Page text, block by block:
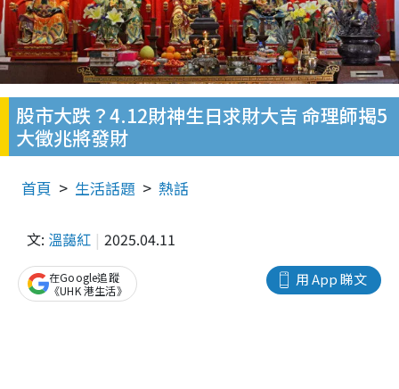
股市大跌？4.12財神生日求財大吉 命理師揭5
大徵兆將發財
首頁 生活話題 熱話
文: 溫藹紅 2025.04.11
用 App 睇文
在Google追蹤
《UHK 港生活》